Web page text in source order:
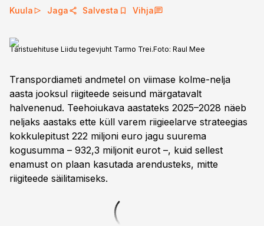
Kuula Jaga Salvesta Vihja
Taristuehituse Liidu tegevjuht Tarmo Trei.Foto: Raul Mee
Transpordiameti andmetel on viimase kolme-nelja
aasta jooksul riigiteede seisund märgatavalt
halvenenud. Teehoiukava aastateks 2025–2028 näeb
neljaks aastaks ette küll varem riigieelarve strateegias
kokkulepitust 222 miljoni euro jagu suurema
kogusumma – 932,3 miljonit eurot –, kuid sellest
enamust on plaan kasutada arendusteks, mitte
riigiteede säilitamiseks.